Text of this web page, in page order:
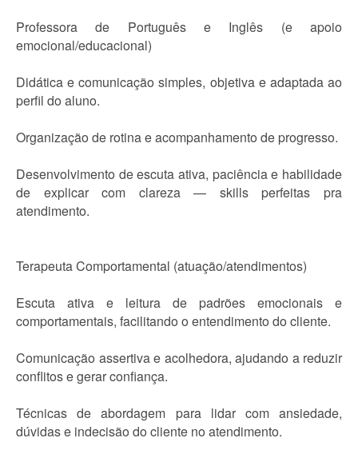
Professora de Português e Inglês (e apoio
emocional/educacional)
Didática e comunicação simples, objetiva e adaptada ao
perfil do aluno.
Organização de rotina e acompanhamento de progresso.
Desenvolvimento de escuta ativa, paciência e habilidade
de explicar com clareza — skills perfeitas pra
atendimento.
Terapeuta Comportamental (atuação/atendimentos)
Escuta ativa e leitura de padrões emocionais e
comportamentais, facilitando o entendimento do cliente.
Comunicação assertiva e acolhedora, ajudando a reduzir
conflitos e gerar confiança.
Técnicas de abordagem para lidar com ansiedade,
dúvidas e indecisão do cliente no atendimento.